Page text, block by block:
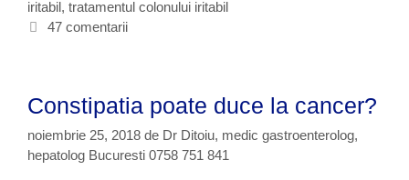
r
i
i
l
o
r
c
h
iritabil, tratamentul colonului iritabil
47 comentarii
Constipatia poate duce la cancer?
noiembrie 25, 2018 de Dr Ditoiu, medic gastroenterolog,
hepatolog Bucuresti 0758 751 841